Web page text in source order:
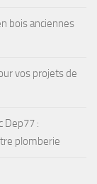
bois anciennes
vos projets de
Dep77 :
plomberie